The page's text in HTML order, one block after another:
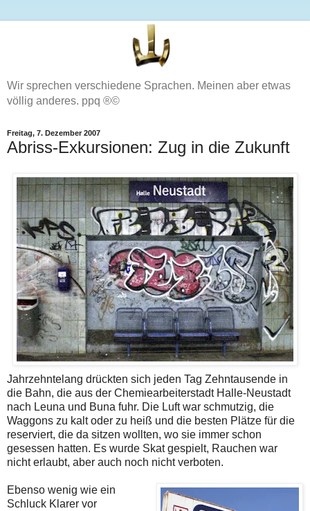
Wir sprechen verschiedene Sprachen. Meinen aber etwas
völlig anderes. ppq ®©
Freitag, 7. Dezember 2007
Abriss-Exkursionen: Zug in die Zukunft
Jahrzehntelang drückten sich jeden Tag Zehntausende in
die Bahn, die aus der Chemiearbeiterstadt Halle-Neustadt
nach Leuna und Buna fuhr. Die Luft war schmutzig, die
Waggons zu kalt oder zu heiß und die besten Plätze für die
reserviert, die da sitzen wollten, wo sie immer schon
gesessen hatten. Es wurde Skat gespielt, Rauchen war
nicht erlaubt, aber auch noch nicht verboten.
Ebenso wenig wie ein
Schluck Klarer vor